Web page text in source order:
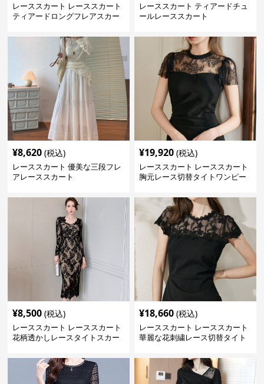
レーススカート レーススカート
ティアードロングフレアスカー
レーススカート ティアードチュ
ールレーススカート
¥8,620 (税込)
レーススカート 優美な三段フレ
アレーススカート
¥19,920 (税込)
レーススカート レーススカート
胸元レース切替タイトワンピー
¥8,500 (税込)
レーススカート レーススカート
花柄透かしレースタイトスカー
¥18,660 (税込)
レーススカート レーススカート
華麗な花刺繍レース切替タイト